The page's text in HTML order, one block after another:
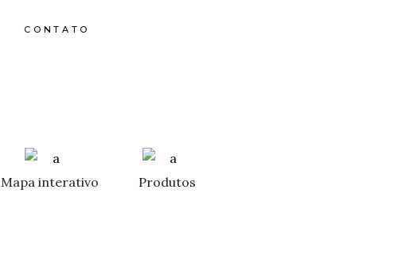
CONTATO
Mapa interativo Produtos